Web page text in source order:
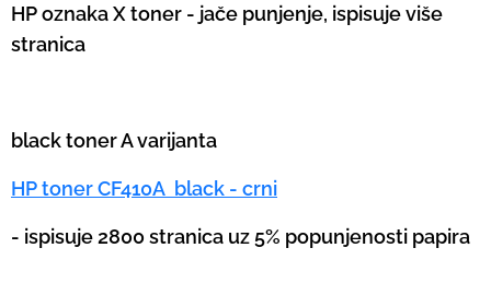
HP oznaka X toner - jače punjenje, ispisuje više
stranica
black toner A varijanta
HP toner CF410A black - crni
- ispisuje 2800 stranica uz 5% popunjenosti papira